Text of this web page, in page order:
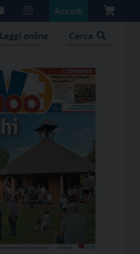
Accedi
Leggi online Cerca